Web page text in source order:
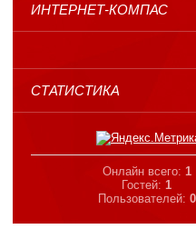
ИНТЕРНЕТ-КОМПАС
СТАТИСТИКА
Онлайн всего: 1
Гостей: 1
Пользователей: 0